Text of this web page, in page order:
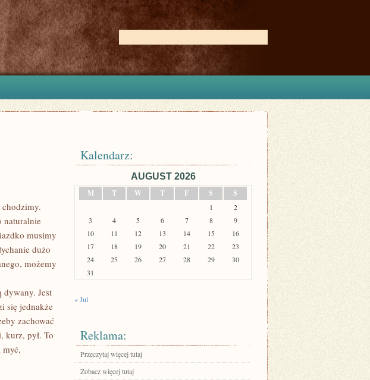
chodzimy.
naturalnie
musimy
dużo
możemy
dywany. Jest
się jednakże
zachować
kurz, pył. To
myć,
Kalendarz:
AUGUST 2026
M
T W T F S S
1
2
3
4 5 6 7 8
9
10
11 12 13 14 15
16
17
18 19 20 21 22
23
24
25 26 27 28 29
30
31
« Jul
Reklama:
Przeczytaj więcej tutaj
Zobacz więcej tutaj